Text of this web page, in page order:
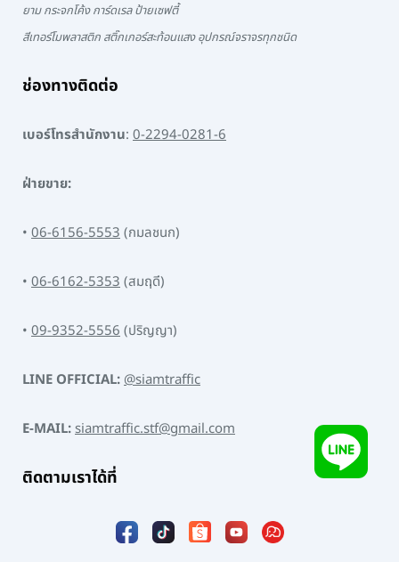
ยาม กระจกโค้ง การ์ดเรล ป้ายเซฟตี้
สีเทอร์โมพลาสติก สติ๊กเกอร์สะท้อนแสง อุปกรณ์จราจรทุกชนิด
ช่องทางติดต่อ
เบอร์โทรสำนักงาน: 0-2294-0281-6
ฝ่ายขาย:
• 06-6156-5553(กมลชนก)
• 06-6162-5353(สมฤดี)
• 09-9352-5556(ปริญญา)
LINE OFFICIAL:@siamtraffic
E-MAIL:siamtraffic.stf@gmail.com
ติดตามเราได้ที่